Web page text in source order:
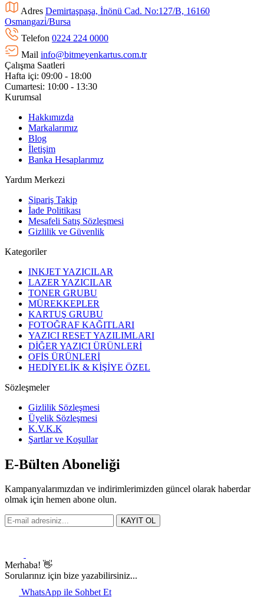
Adres Demirtaşpaşa, İnönü Cad. No:127/B, 16160
Osmangazi̇/Bursa
Telefon 0224 224 0000
Mail info@bitmeyenkartus.com.tr
Çalışma Saatleri
Hafta içi: 09:00 - 18:00
Cumartesi: 10:00 - 13:30
Kurumsal
Hakkımızda
Markalarımız
Blog
İletişim
Banka Hesaplarımız
Yardım Merkezi
Sipariş Takip
İade Politikası
Mesafeli Satış Sözleşmesi
Gizlilik ve Güvenlik
Kategoriler
INKJET YAZICILAR
LAZER YAZICILAR
TONER GRUBU
MÜREKKEPLER
KARTUŞ GRUBU
FOTOĞRAF KAĞITLARI
YAZICI RESET YAZILIMLARI
DİĞER YAZICI ÜRÜNLERİ
OFİS ÜRÜNLERİ
HEDİYELİK & KİŞİYE ÖZEL
Sözleşmeler
Gizlilik Sözleşmesi
Üyelik Sözleşmesi
K.V.K.K
Şartlar ve Koşullar
E-Bülten Aboneliği
Kampanyalarımızdan ve indirimlerimizden güncel olarak haberdar
olmak için hemen abone olun.
KAYIT OL
Merhaba! 👋
Sorularınız için bize yazabilirsiniz...
WhatsApp ile Sohbet Et